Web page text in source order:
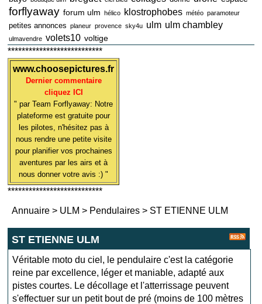
forflyaway forum ulm hélico klostrophobes météo paramoteur
petites annonces planeur provence sky4u ulm ulm chambley
ulmavendre volets10 voltige
***************************
www.choosepictures.fr
Dernier commentaire
cliquez ICI
" par Team Forflyaway: Notre
plateforme est gratuite pour
les pilotes, n'hésitez pas à
nous rendre une petite visite
pour planifier vos prochaines
aventures par les airs et à
nous donner votre avis :) "
***************************
Annuaire > ULM > Pendulaires > ST ETIENNE ULM
ST ETIENNE ULM
Véritable moto du ciel, le pendulaire c'est la catégorie
reine par excellence, léger et maniable, adapté aux
pistes courtes. Le décollage et l'atterrissage peuvent
s'effectuer sur un petit bout de pré (moins de 100 mètres